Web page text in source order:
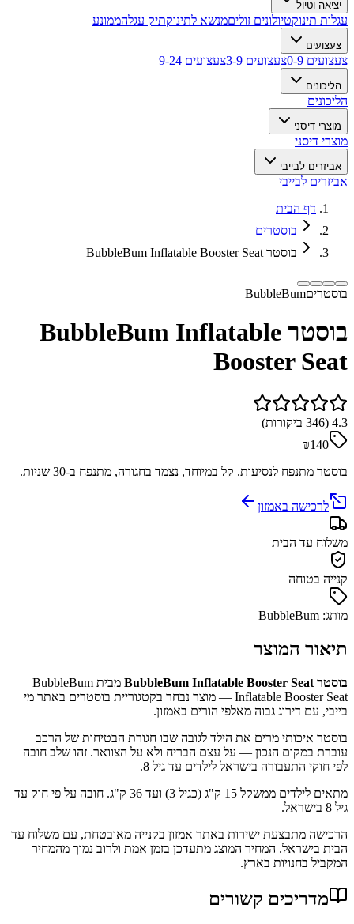
יציאה וטיול
עגלות תינוקטיולונים זוליםמנשא לתינוקתיק עגלהממונע
צעצועים
צעצועים 0-9 צעצועים 3-9 צעצועים 9-24
הליכונים
הליכונים
מוצרי דיסני
מוצרי דיסני
אביזרים לבייבי
אביזרים לבייבי
דף הבית
בוסטרים
בוסטר BubbleBum Inflatable Booster Seat
בוסטריםBubbleBum
בוסטר BubbleBum Inflatable
Booster Seat
4.3
(
346 ביקורות)
₪140
בוסטר מתנפח לנסיעות. קל במיוחד, נצמד בחגורה, מתנפח ב-30 שניות.
לרכישה באמזון
משלוח עד הבית
קנייה בטוחה
מותג: BubbleBum
תיאור המוצר
בוסטר BubbleBum Inflatable Booster Seat
מבית BubbleBum
Inflatable Booster Seat — מוצר נבחר בקטגוריית בוסטרים באתר מי
בייבי, עם דירוג גבוה מאלפי הורים באמזון.
בוסטר איכותי מרים את הילד לגובה שבו חגורת הבטיחות של הרכב
עוברת במקום הנכון — על עצם הבריח ולא על הצוואר. זהו שלב חובה
לפי חוקי התעבורה בישראל לילדים עד גיל 8.
מתאים לילדים ממשקל 15 ק"ג (כגיל 3) ועד 36 ק"ג. חובה על פי חוק עד
גיל 8 בישראל.
הרכישה מתבצעת ישירות באתר אמזון בקנייה מאובטחת, עם משלוח עד
הבית בישראל. המחיר המוצג מתעדכן בזמן אמת ולרוב נמוך מהמחיר
המקביל בחנויות בארץ.
מדריכים קשורים